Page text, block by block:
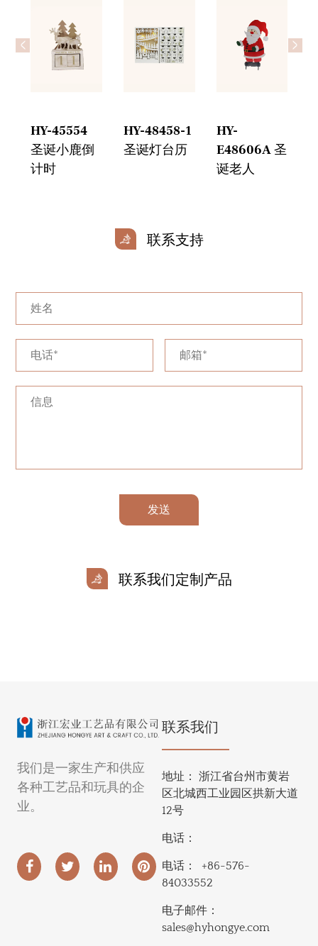
HY-45554
圣诞小鹿倒
计时
HY-48458-1
圣诞灯台历
HY-
E48606A 圣
诞老人
< >
联系支持
发送
联系我们定制产品
我们是一家生产和供应
各种工艺品和玩具的企
业。
联系我们
地址：浙江省台州市黄岩
区北城西工业园区拱新大道
12号
电话：
电话：
+86-576-
84033552
电子邮件：
sales@hyhongye.com